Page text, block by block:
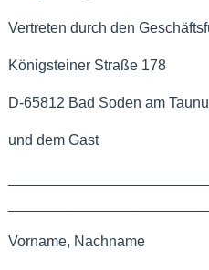
Vertreten durch den
Königsteiner Straße 178
D-65812 Bad Soden am
und dem Gast
Vorname, Nachname